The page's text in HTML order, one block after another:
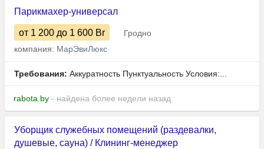
Парикмахер-универсал
от 1 200 до 1 600 Br
Гродно
компания: МарЭвиЛюкс
Требования: Аккуратность Пунктуальность Условия:...
rabota.by - найдена более недели назад
Уборщик служебных помещений (раздевалки,
душевые, сауна) / Клининг-менеджер